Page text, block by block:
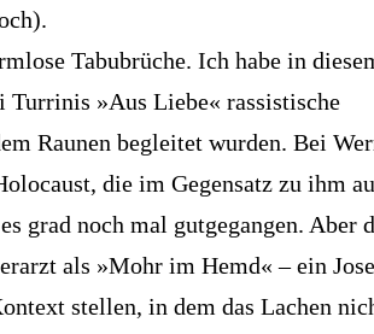
Tabubrüche. Ich habe in
Turrinis »Aus Liebe« rassistische
Raunen begleitet wurden. Bei
die im Gegensatz zu ihm
grad noch mal gutgegangen. Aber
als »Mohr im Hemd« – ein
stellen, in dem das Lachen